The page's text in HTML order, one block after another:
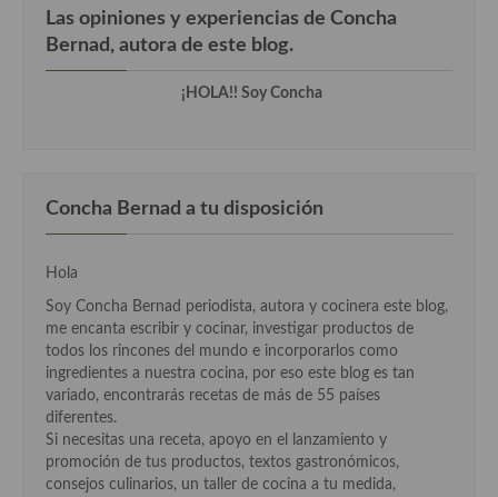
Las opiniones y experiencias de Concha
Bernad, autora de este blog.
¡HOLA!! Soy Concha
Concha Bernad a tu disposición
Hola
Soy Concha Bernad periodista, autora y cocinera este blog,
me encanta escribir y cocinar, investigar productos de
todos los rincones del mundo e incorporarlos como
ingredientes a nuestra cocina, por eso este blog es tan
variado, encontrarás recetas de más de 55 países
diferentes.
Si necesitas una receta, apoyo en el lanzamiento y
promoción de tus productos, textos gastronómicos,
consejos culinarios, un taller de cocina a tu medida,